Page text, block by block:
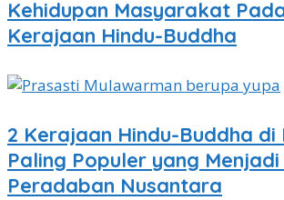
Kehidupan Masyarakat
Kerajaan Hindu-Buddha
2 Kerajaan Hindu-Buddha di
Paling Populer yang
Peradaban Nusantara